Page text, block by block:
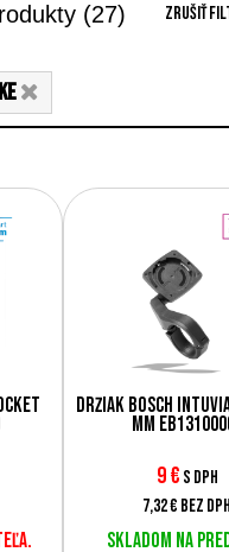
(27) Zrušiť
Držiak Bosch
mm
9€ s DPH
7,32 € bez DPH
Skladom na